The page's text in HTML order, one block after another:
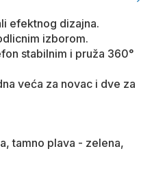
efektnog dizajna.
izborom.
stabilnim i pruža 360°
veća za novac i dve za
tamno plava - zelena,